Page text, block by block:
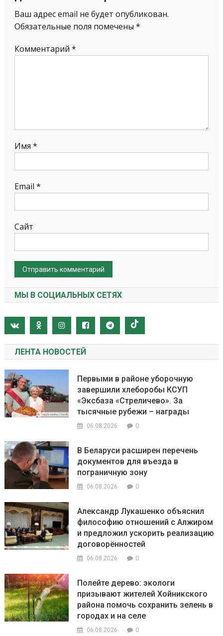
Ваш адрес email не будет опубликован.
Обязательные поля помечены *
Комментарий *
Имя *
Email *
Сайт
МЫ В СОЦИАЛЬНЫХ СЕТЯХ
ЛЕНТА НОВОСТЕЙ
Первыми в районе уборочную
завершили хлеборобы КСУП
«Эксбаза «Стреличево». За
тысячные рубежи – награды
06.08.2026 0
В Беларуси расширен перечень
документов для въезда в
пограничную зону
06.08.2026 0
Александр Лукашенко объяснил
философию отношений с Алжиром
и предложил ускорить реализацию
договорённостей
06.08.2026 0
Полейте дерево: экологи
призывают жителей Хойникского
района помочь сохранить зелень в
городах и на селе
06.08.2026 0